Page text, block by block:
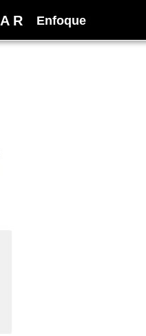
A R Enfoque